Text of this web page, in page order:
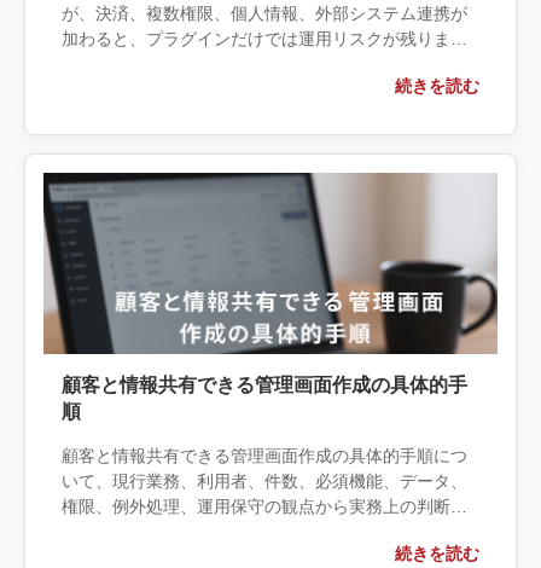
が、決済、複数権限、個人情報、外部システム連携が
加わると、プラグインだけでは運用リスクが残りま
界と、本番前に決める保守・バックアップ・退会時削
続きを読む
顧客と情報共有できる管理画面作成の具体的手
順
顧客と情報共有できる管理画面作成の具体的手順につ
いて、現行業務、利用者、件数、必須機能、データ、
権限、例外処理、運用保守の観点から実務上の判断材
する条件、相談前に用意する情報、依頼後に確認すべ
続きを読む